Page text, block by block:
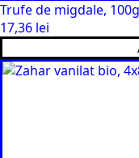
Trufe de migdale,
17,36 lei